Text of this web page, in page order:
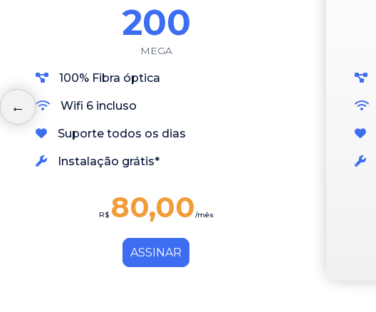
200
MEGA
100% Fibra óptica
Wifi 6 incluso
Suporte todos os dias
Instalação grátis*
R$ 80,00/mês
ASSINAR